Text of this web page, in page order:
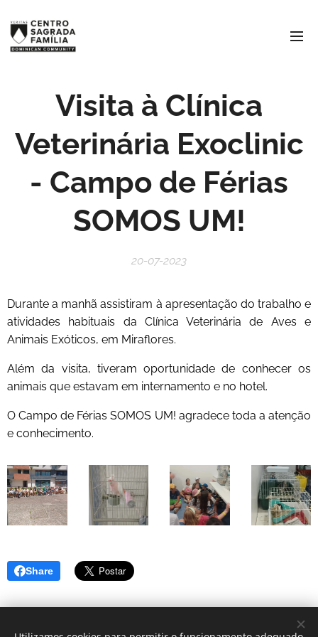
Visita à Clínica
Veterinária Exoclinic
- Campo de Férias
SOMOS UM!
20-07-2023
Durante a manhã assistiram à apresentação do trabalho e
atividades habituais da Clínica Veterinária de Aves e
Animais Exóticos, em Miraflores.
Além da visita, tiveram oportunidade de conhecer os
animais que estavam em internamento e no hotel.
O Campo de Férias SOMOS UM! agradece toda a atenção
e conhecimento.
Share